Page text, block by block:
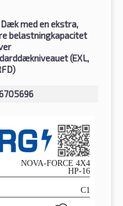
med en ekstra,
belastningkapacitet
(EXL,